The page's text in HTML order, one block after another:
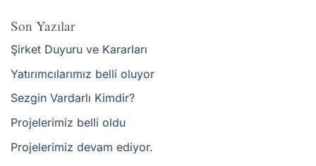
Son Yazılar
Şirket Duyuru ve Kararları
Yatırımcılarımız belli oluyor
Sezgin Vardarlı Kimdir?
Projelerimiz belli oldu
Projelerimiz devam ediyor.